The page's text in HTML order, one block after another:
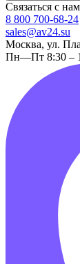
Связаться с
8 800 700-68-24
sales@av24.su
Москва, ул.
Пн—Пт 8:30 –